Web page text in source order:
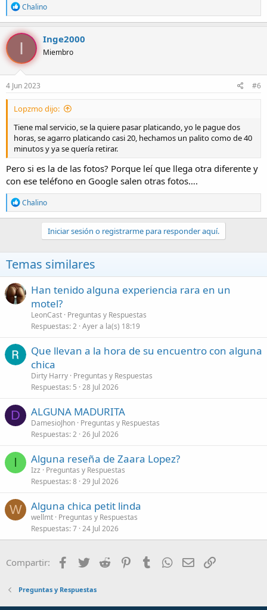
R
e
a
c
c
i
o
n
e
s
Chalino
I Inge2000
Miembro
4 Jun 2023 #6
Lopzmo dijo:
Tiene mal servicio, se la quiere pasar platicando, yo le pague dos
horas, se agarro platicando casi 20, hechamos un palito como de 40
minutos y ya se quería retirar.
Pero si es la de las fotos? Porque leí que llega otra diferente y
con ese teléfono en Google salen otras fotos….
R
e
a
n
e
s
:
Chalino
Iniciar sesión o registrarme para responder aquí.
Temas similares
Han tenido alguna experiencia rara en un
motel?
LeonCast Preguntas y Respuestas
Respuestas 2 Ayer a la(s) 18:19
Que llevan a la hora de su encuentro con alguna
chica
Dirty Harry Preguntas y Respuestas
Respuestas 5 28 Jul 2026
D ALGUNA MADURITA
DamesioJhon Preguntas y Respuestas
Respuestas 2 26 Jul 2026
I Alguna reseña de Zaara Lopez?
Izz
Preguntas y Respuestas
Respuestas 8 29 Jul 2026
W Alguna chica petit linda
wellmt Preguntas y Respuestas
Respuestas 7 24 Jul 2026
Compartir: Facebook
Twitter Reddit PinterestTumblrWhatsAppCorreo
Preguntas y Respuestas